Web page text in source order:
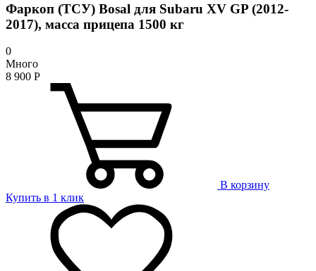
Фаркоп (ТСУ) Bosal для Subaru XV GP (2012-
2017), масса прицепа 1500 кг
0
Много
8 900 Р
В корзину
Купить в 1 клик